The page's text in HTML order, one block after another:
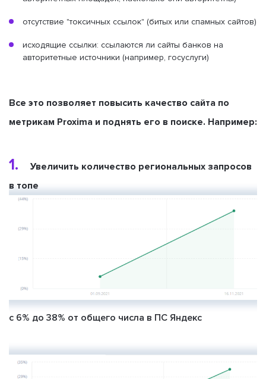
отсутствие "токсичных ссылок" (битых или спамных сайтов)
исходящие ссылки: ссылаются ли сайты банков на
авторитетные источники (например, госуслуги)
Все это позволяет повысить качество сайта по
метрикам Proxima и поднять его в поиске. Например:
1.
Увеличить количество региональных запросов
в топе
с 6% до 38% от общего числа в ПС Яндекс